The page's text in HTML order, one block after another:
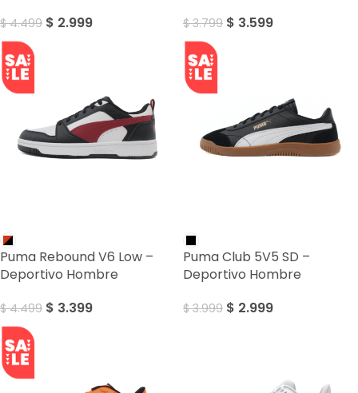
$4.499 $ 2.999 $3.799 $ 3.599
Puma Rebound V6 Low –
Deportivo Hombre
$4.499 $ 3.399
Puma Club 5V5 SD –
Deportivo Hombre
$3.999 $ 2.999